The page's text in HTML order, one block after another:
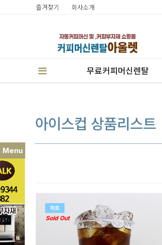
즐겨찾기 회사소개
무료커피머신렌탈
캔시머실링기
Menu
아이스컵 상품리스트
히트
Sold Out